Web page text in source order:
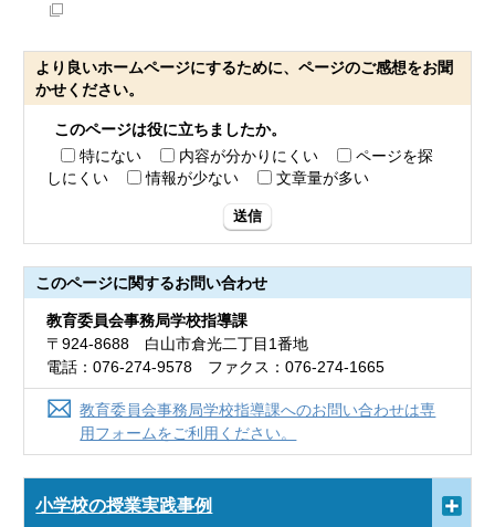
より良いホームページにするために、ページのご感想をお聞
かせください。
このページは役に立ちましたか。
特にない
内容が分かりにくい
ページを探
しにくい
情報が少ない 文章量が多い
送信
このページに関するお問い合わせ
教育委員会事務局学校指導課
〒924-8688 白山市倉光二丁目1番地
電話：076-274-9578 ファクス：076-274-1665
教育委員会事務局学校指導課へのお問い合わせは専
用フォームをご利用ください。
小学校の授業実践事例